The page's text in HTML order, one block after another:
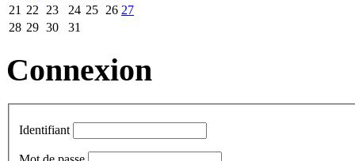
21 22 23 24 25 26 27
28 29 30 31
Connexion
Identifiant